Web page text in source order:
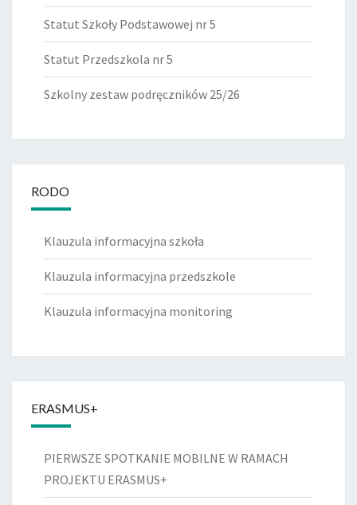
Statut Szkoły Podstawowej nr 5
Statut Przedszkola nr 5
Szkolny zestaw podręczników 25/26
RODO
Klauzula informacyjna szkoła
Klauzula informacyjna przedszkole
Klauzula informacyjna monitoring
ERASMUS+
PIERWSZE SPOTKANIE MOBILNE W RAMACH
PROJEKTU ERASMUS+